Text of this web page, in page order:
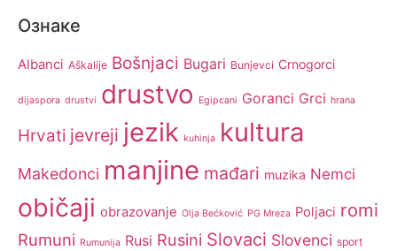
Ознаке
Albanci Aškalije Bošnjaci Bugari Bunjevci Crnogorci
dijaspora drustvi drustvo Egipcani Goranci Grci hrana
Hrvati jevreji jezik kuhinja kultura
Makedonci manjine mađari muzika Nemci
običaji obrazovanje Olja Bećković PG Mreza Poljaci romi
Rumuni Rumunija Rusi Rusini Slovaci Slovenci sport